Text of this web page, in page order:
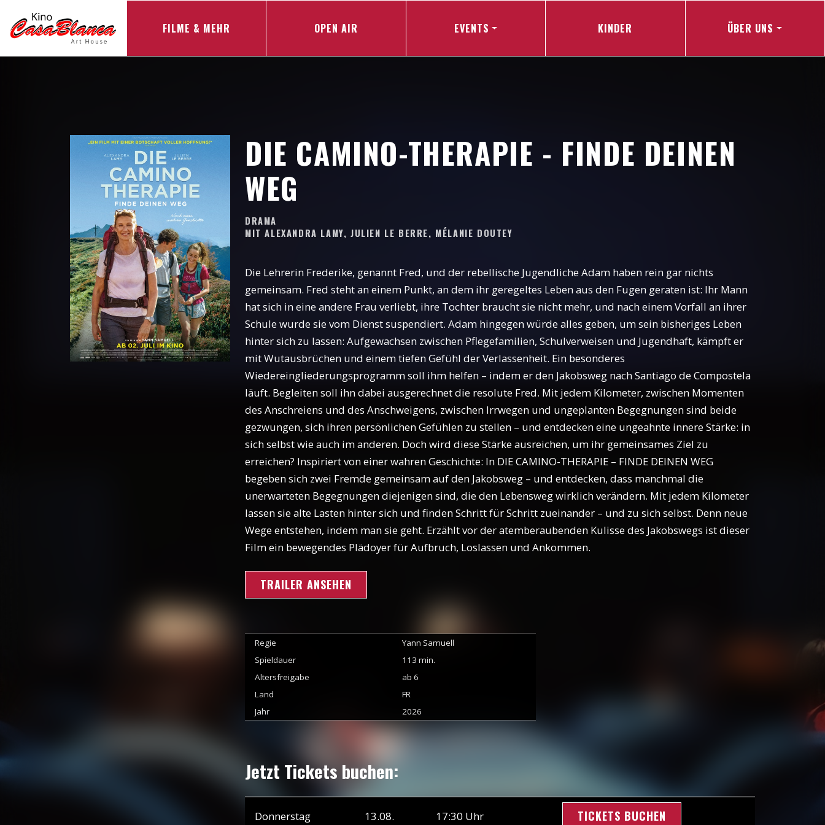
FILME & MEHR OPEN AIR EVENTS KINDER ÜBER UNS
DIE CAMINO-THERAPIE - FINDE DEINEN
WEG
DRAMA
MITALEXANDRA LAMY, JULIEN LE BERRE, MÉLANIE DOUTEY
Die Lehrerin Frederike, genannt Fred, und der rebellische Jugendliche Adam haben rein gar nichts
gemeinsam. Fred steht an einem Punkt, an dem ihr geregeltes Leben aus den Fugen geraten ist: Ihr Mann
hat sich in eine andere Frau verliebt, ihre Tochter braucht sie nicht mehr, und nach einem Vorfall an ihrer
Schule wurde sie vom Dienst suspendiert. Adam hingegen würde alles geben, um sein bisheriges Leben
hinter sich zu lassen: Aufgewachsen zwischen Pflegefamilien, Schulverweisen und Jugendhaft, kämpft er
mit Wutausbrüchen und einem tiefen Gefühl der Verlassenheit. Ein besonderes
Wiedereingliederungsprogramm soll ihm helfen – indem er den Jakobsweg nach Santiago de Compostela
läuft. Begleiten soll ihn dabei ausgerechnet die resolute Fred. Mit jedem Kilometer, zwischen Momenten
des Anschreiens und des Anschweigens, zwischen Irrwegen und ungeplanten Begegnungen sind beide
gezwungen, sich ihren persönlichen Gefühlen zu stellen – und entdecken eine ungeahnte innere Stärke: in
sich selbst wie auch im anderen. Doch wird diese Stärke ausreichen, um ihr gemeinsames Ziel zu
erreichen? Inspiriert von einer wahren Geschichte: In DIE CAMINO-THERAPIE – FINDE DEINEN WEG
begeben sich zwei Fremde gemeinsam auf den Jakobsweg – und entdecken, dass manchmal die
unerwarteten Begegnungen diejenigen sind, die den Lebensweg wirklich verändern. Mit jedem Kilometer
lassen sie alte Lasten hinter sich und finden Schritt für Schritt zueinander – und zu sich selbst. Denn neue
Wege entstehen, indem man sie geht. Erzählt vor der atemberaubenden Kulisse des Jakobswegs ist dieser
Film ein bewegendes Plädoyer für Aufbruch, Loslassen und Ankommen.
TRAILER ANSEHEN
Regie
Yann Samuell
Spieldauer
113 min.
Altersfreigabe
ab 6
Land
FR
Jahr
2026
Jetzt Tickets buchen:
Donnerstag 13.08. 17:30 Uhr TICKETS BUCHEN